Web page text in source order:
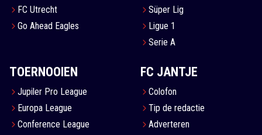
FC Utrecht
Go Ahead Eagles
Süper Lig
Ligue 1
Serie A
TOERNOOIEN
Jupiler Pro League
Europa League
Conference League
FC JANTJE
Colofon
Tip de redactie
Adverteren